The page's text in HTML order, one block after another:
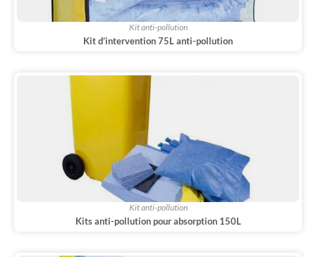
Kit anti-pollution
Kit d’intervention 75L anti-pollution
Kit anti-pollution
Kits anti-pollution pour absorption 150L